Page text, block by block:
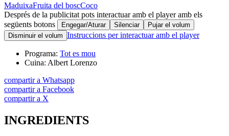
MaduixaFruita del boscCoco
Després de la publicitat pots interactuar amb el player amb els
següents botons
Engegar/Aturar Silenciar
Pujar el volum
Disminuir el volum Instruccions per interactuar amb el player
Programa: Tot es mou
Cuina: Albert Lorenzo
compartir a Whatsapp
compartir a Facebook
compartir a X
INGREDIENTS